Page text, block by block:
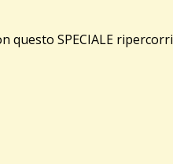
SPECIALE